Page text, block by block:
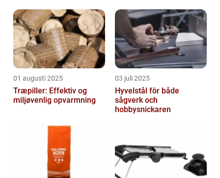
01 augusti 2025
Træpiller: Effektiv og
miljøvenlig opvarmning
03 juli 2025
Hyvelstål för både
sågverk och
hobbysnickaren